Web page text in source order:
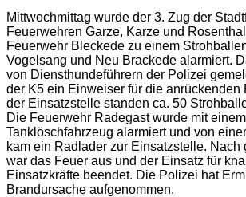
Mittwochmittag wurde der 3. Zug der
Feuerwehren Garze, Karze und
Feuerwehr Bleckede zu einem
Vogelsang und Neu Brackede alarmiert.
von Diensthundeführern der Polizei
der K5 ein Einweiser für die anrückenden
der Einsatzstelle standen ca. 50
Die Feuerwehr Radegast wurde mit
Tanklöschfahrzeug alarmiert und von
kam ein Radlader zur Einsatzstelle. Nach
war das Feuer aus und der Einsatz für
Einsatzkräfte beendet. Die Polizei hat
Brandursache aufgenommen.